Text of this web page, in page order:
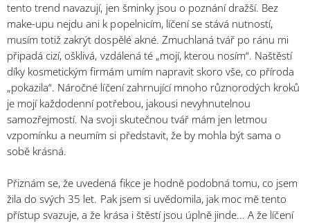
tento trend navazují, jen šminky jsou o poznání dražší. Bez
make-upu nejdu ani k popelnicím, líčení se stává nutností,
musím totiž zakrýt dospělé akné. Zmuchlaná tvář po ránu mi
připadá cizí, ošklivá, vzdálená té „mojí, kterou nosím“. Naštěstí
díky kosmetickým firmám umím napravit skoro vše, co příroda
„pokazila“. Náročné líčení zahrnující mnoho různorodých kroků
je mojí každodenní potřebou, jakousi nevyhnutelnou
samozřejmostí. Na svoji skutečnou tvář mám jen letmou
vzpomínku a neumím si představit, že by mohla být sama o
sobě krásná.
Přiznám se, že uvedená fikce je hodně podobná tomu, co jsem
žila do svých 35 let. Pak jsem si uvědomila, jak moc mě tento
přístup svazuje, a že krása i štěstí jsou úplně jinde... A že líčení